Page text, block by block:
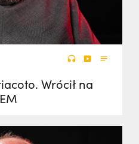
Wrócił na